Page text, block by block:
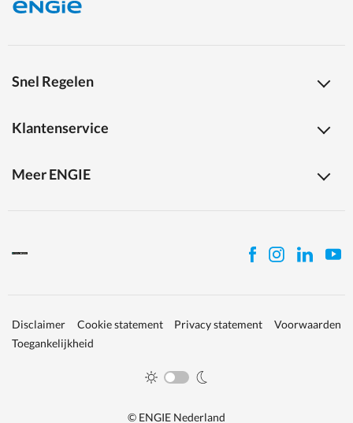
Snel Regelen
Klantenservice
Meer ENGIE
Disclaimer Cookie statement Privacy statement
Voorwaarden
Toegankelijkheid
© ENGIE Nederland